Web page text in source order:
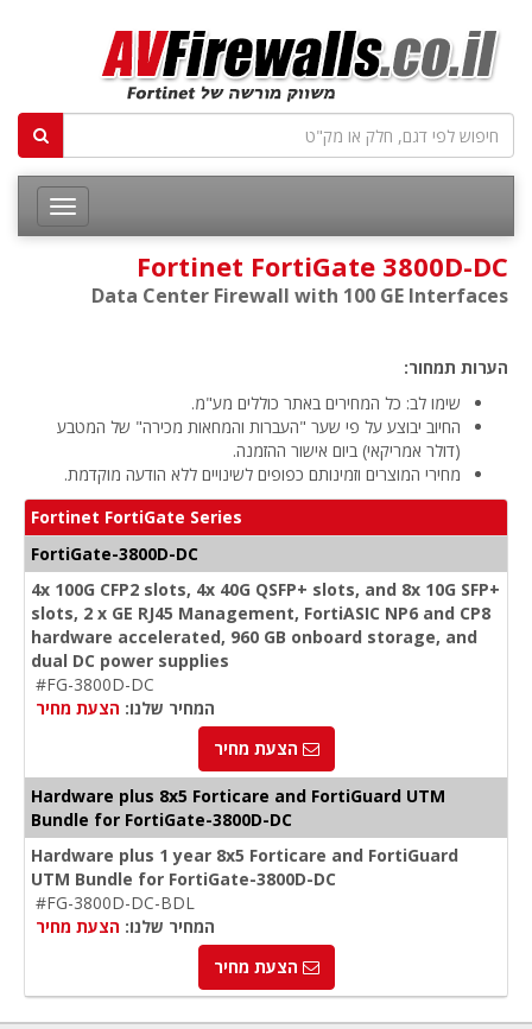
Fortinet FortiGate 3800D-DC
Data Center Firewall with 100 GE Interfaces
הערות תמחור:
שימו לב: כל המחירים באתר כוללים מע"מ.
החיוב יבוצע על פי שער "העברות והמחאות מכירה" של המטבע
(דולר אמריקאי) ביום אישור ההזמנה.
מחירי המוצרים וזמינותם כפופים לשינויים ללא הודעה מוקדמת.
Fortinet FortiGate Series
FortiGate-3800D-DC
4x 100G CFP2 slots, 4x 40G QSFP+ slots, and 8x 10G SFP+
slots, 2 x GE RJ45 Management, FortiASIC NP6 and CP8
hardware accelerated, 960 GB onboard storage, and
dual DC power supplies
#FG-3800D-DC
המחיר שלנו: הצעת מחיר
הצעת מחיר
Hardware plus 8x5 Forticare and FortiGuard UTM
Bundle for FortiGate-3800D-DC
Hardware plus 1 year 8x5 Forticare and FortiGuard
UTM Bundle for FortiGate-3800D-DC
#FG-3800D-DC-BDL
המחיר שלנו: הצעת מחיר
הצעת מחיר